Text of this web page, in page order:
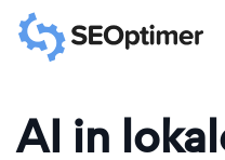
AI in